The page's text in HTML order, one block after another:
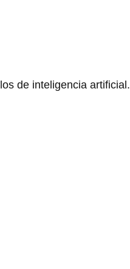
de inteligencia artificial.